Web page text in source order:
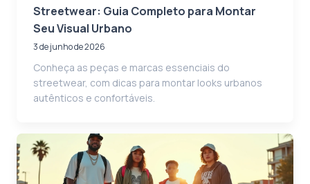
Streetwear: Guia Completo para Montar
Seu Visual Urbano
3 de junho de 2026
Conheça as peças e marcas essenciais do
streetwear, com dicas para montar looks urbanos
autênticos e confortáveis.